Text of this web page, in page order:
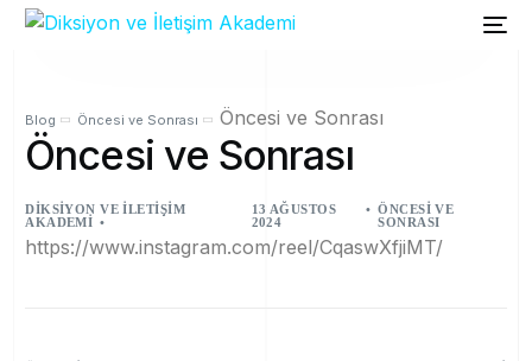
Blog Öncesi ve Sonrası Öncesi ve Sonrası
Öncesi ve Sonrası
DIKSIYON VE İLETIŞIM
AKADEMI
13 AĞUSTOS
2024
ÖNCESI VE
SONRASI
https://www.instagram.com/reel/CqaswXfjiMT/